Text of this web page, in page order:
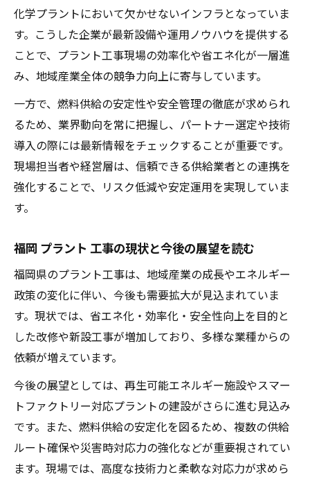
化学プラントにおいて欠かせないインフラとなっていま
す。こうした企業が最新設備や運用ノウハウを提供する
ことで、プラント工事現場の効率化や省エネ化が一層進
み、地域産業全体の競争力向上に寄与しています。
一方で、燃料供給の安定性や安全管理の徹底が求められ
るため、業界動向を常に把握し、パートナー選定や技術
導入の際には最新情報をチェックすることが重要です。
現場担当者や経営層は、信頼できる供給業者との連携を
強化することで、リスク低減や安定運用を実現していま
す。
福岡 プラント 工事の現状と今後の展望を読む
福岡県のプラント工事は、地域産業の成長やエネルギー
政策の変化に伴い、今後も需要拡大が見込まれていま
す。現状では、省エネ化・効率化・安全性向上を目的と
した改修や新設工事が増加しており、多様な業種からの
依頼が増えています。
今後の展望としては、再生可能エネルギー施設やスマー
トファクトリー対応プラントの建設がさらに進む見込み
です。また、燃料供給の安定化を図るため、複数の供給
ルート確保や災害時対応力の強化などが重要視されてい
ます。現場では、高度な技術力と柔軟な対応力が求めら